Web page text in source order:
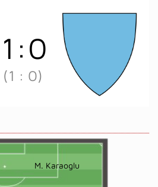
1 : 0
(1 : 0)
M. Karaoglu